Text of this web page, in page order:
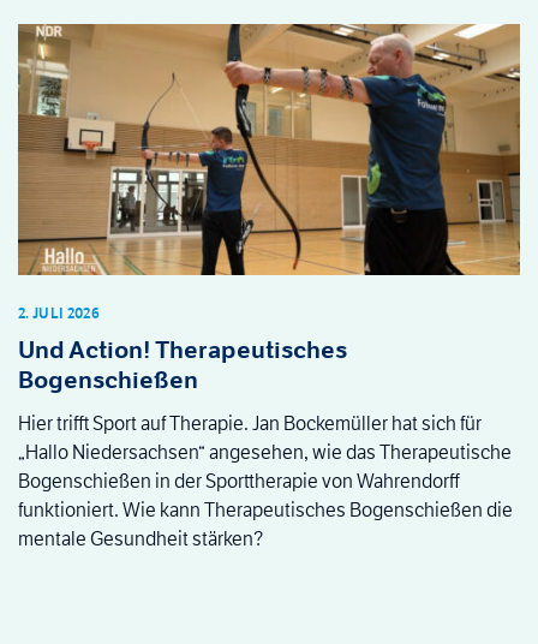
Und Action! Therapeutisches
Bogenschießen
2. JULI 2026
Hier trifft Sport auf Therapie. Jan Bockemüller hat sich für
„Hallo Niedersachsen“ angesehen, wie das Therapeutische
Bogenschießen in der Sporttherapie von Wahrendorff
funktioniert. Wie kann Therapeutisches Bogenschießen die
mentale Gesundheit stärken?